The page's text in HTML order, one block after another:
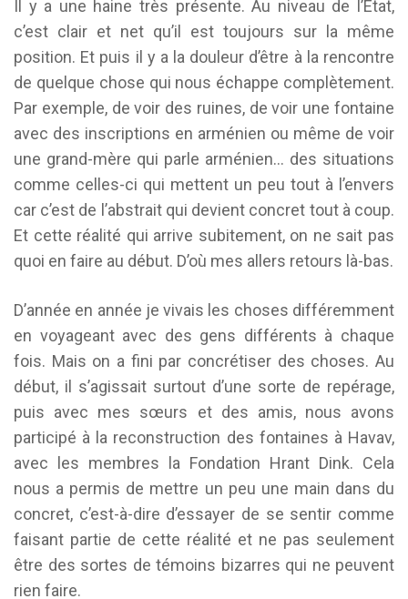
Il y a une haine très présente. Au niveau de l’État,
c’est clair et net qu’il est toujours sur la même
position. Et puis il y a la douleur d’être à la rencontre
de quelque chose qui nous échappe complètement.
Par exemple, de voir des ruines, de voir une fontaine
avec des inscriptions en arménien ou même de voir
une grand-mère qui parle arménien… des situations
comme celles-ci qui mettent un peu tout à l’envers
car c’est de l’abstrait qui devient concret tout à coup.
Et cette réalité qui arrive subitement, on ne sait pas
quoi en faire au début. D’où mes allers retours là-bas.
D’année en année je vivais les choses différemment
en voyageant avec des gens différents à chaque
fois. Mais on a fini par concrétiser des choses. Au
début, il s’agissait surtout d’une sorte de repérage,
puis avec mes sœurs et des amis, nous avons
participé à la reconstruction des fontaines à Havav,
avec les membres la Fondation Hrant Dink. Cela
nous a permis de mettre un peu une main dans du
concret, c’est-à-dire d’essayer de se sentir comme
faisant partie de cette réalité et ne pas seulement
être des sortes de témoins bizarres qui ne peuvent
rien faire.